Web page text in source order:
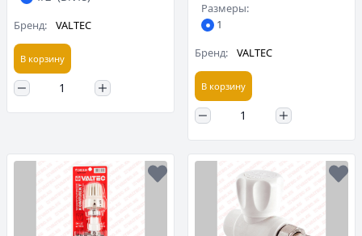
Бренд:
VALTEC
В корзину
Размеры:
1
Бренд:
VALTEC
В корзину